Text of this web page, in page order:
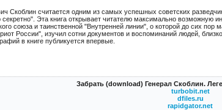
Скоблин считается одним из самых успешных советских
Эта книга открывает читателю максимально возможную
союза и таинственной "Внутренней линии", о которой до сих пор
России", изучил сотни документов и воспоминаний людей,
в книге публикуется впервые.
Забрать (download) Генерал Скоблин.
turbobit.net
dfiles.ru
rapidgator.net